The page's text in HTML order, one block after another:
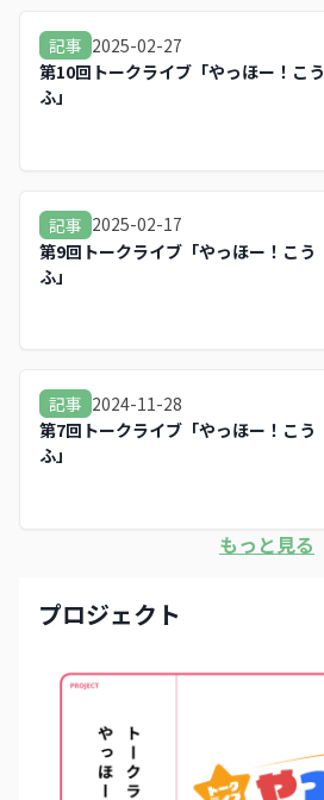
記事 2025-02-27
第10回トークライブ「やっほー！こう
ふ」
記事 2025-02-17
第9回トークライブ「やっほー！こう
ふ」
記事 2024-11-28
第7回トークライブ「やっほー！こう
ふ」
もっと見る
プロジェクト